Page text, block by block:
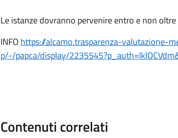
Le istanze dovranno pervenire entro e non
INFO https://alcamo.trasparenza-valutazione-
p/-/papca/display/
Contenuti correlati